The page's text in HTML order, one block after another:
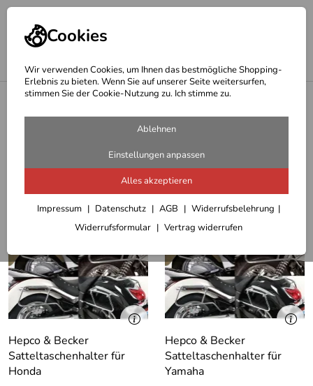
Cookies
Wir verwenden Cookies, um Ihnen das bestmögliche Shopping-
Erlebnis zu bieten. Wenn Sie auf unserer Seite weitersurfen,
stimmen Sie der Cookie-Nutzung zu. Ich stimme zu.
Ablehnen
Einstellungen anpassen
Alles akzeptieren
Impressum Datenschutz AGB
Widerrufsbelehrung
Widerrufsformular
Vertrag widerrufen
Hepco & Becker Online Shop
Hepco Becker Satteltaschenhalter
Hepco & Becker
Satteltaschenhalter für
Honda
Hepco & Becker
Satteltaschenhalter für
Yamaha